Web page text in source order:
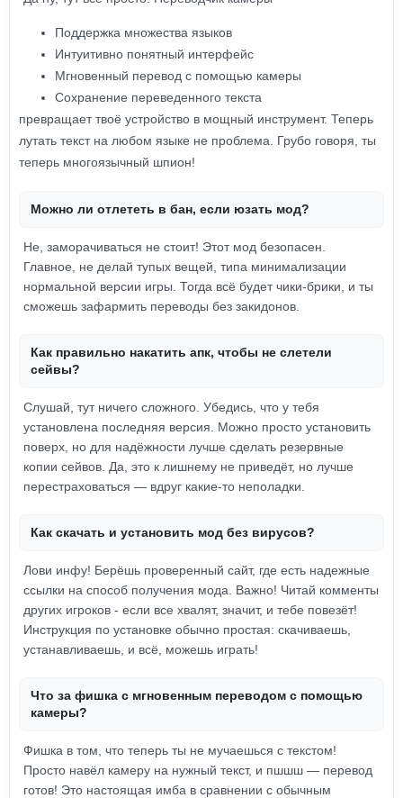
Поддержка множества языков
Интуитивно понятный интерфейс
Мгновенный перевод с помощью камеры
Сохранение переведенного текста
превращает твоё устройство в мощный инструмент. Теперь
лутать текст на любом языке не проблема. Грубо говоря, ты
теперь многоязычный шпион!
Можно ли отлететь в бан, если юзать мод?
Не, заморачиваться не стоит! Этот мод безопасен.
Главное, не делай тупых вещей, типа минимализации
нормальной версии игры. Тогда всё будет чики-брики, и ты
сможешь зафармить переводы без закидонов.
Как правильно накатить апк, чтобы не слетели
сейвы?
Слушай, тут ничего сложного. Убедись, что у тебя
установлена последняя версия. Можно просто установить
поверх, но для надёжности лучше сделать резервные
копии сейвов. Да, это к лишнему не приведёт, но лучше
перестраховаться — вдруг какие-то неполадки.
Как скачать и установить мод без вирусов?
Лови инфу! Берёшь проверенный сайт, где есть надежные
ссылки на способ получения мода. Важно! Читай комменты
других игроков - если все хвалят, значит, и тебе повезёт!
Инструкция по установке обычно простая: скачиваешь,
устанавливаешь, и всё, можешь играть!
Что за фишка с мгновенным переводом с помощью
камеры?
Фишка в том, что теперь ты не мучаешься с текстом!
Просто навёл камеру на нужный текст, и пшшш — перевод
готов! Это настоящая имба в сравнении с обычным